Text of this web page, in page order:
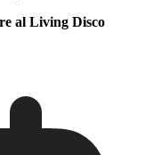
al Living Disco